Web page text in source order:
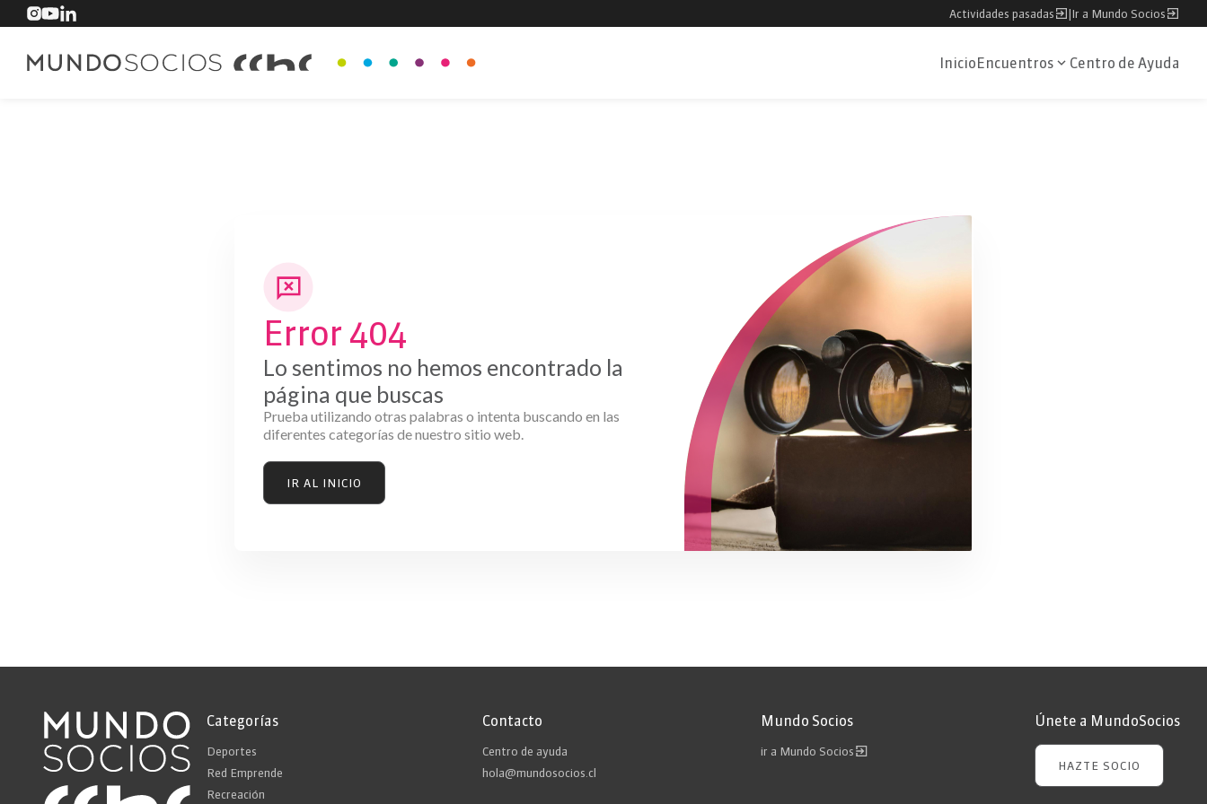
Actividades pasadas |Ir a Mundo Socios
InicioEncuentros Centro de Ayuda
Error 404
Lo sentimos no hemos encontrado la
página que buscas
Prueba utilizando otras palabras o intenta buscando en las
diferentes categorías de nuestro sitio web.
IR AL INICIO
Categorías
Deportes
Red Emprende
Recreación
Contacto
Centro de ayuda
hola@mundosocios.cl
Mundo Socios
ir a Mundo Socios
Únete a MundoSocios
HAZTE SOCIO